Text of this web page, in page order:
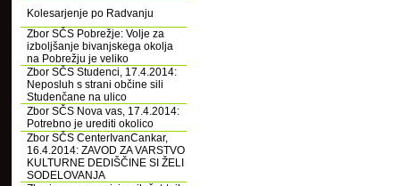
Kolesarjenje po Radvanju
Zbor SČS Pobrežje: Volje za
izboljšanje bivanjskega okolja
na Pobrežju je veliko
Zbor SČS Studenci, 17.4.2014:
Neposluh s strani občine sili
Studenčane na ulico
Zbor SČS Nova vas, 17.4.2014:
Potrebno je urediti okolico
Zbor SČS CenterIvanCankar,
16.4.2014: ZAVOD ZA VARSTVO
KULTURNE DEDIŠČINE SI ŽELI
SODELOVANJA